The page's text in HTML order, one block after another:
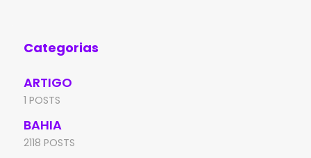
Categorias
ARTIGO
1 POSTS
BAHIA
2118 POSTS